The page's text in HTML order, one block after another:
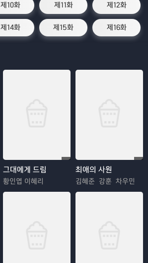
제10화 제11화 제12화
제14화 제15화 제16화
그대에게 드림
황인엽 이혜리
최애의 사원
김혜준 강훈 차우민